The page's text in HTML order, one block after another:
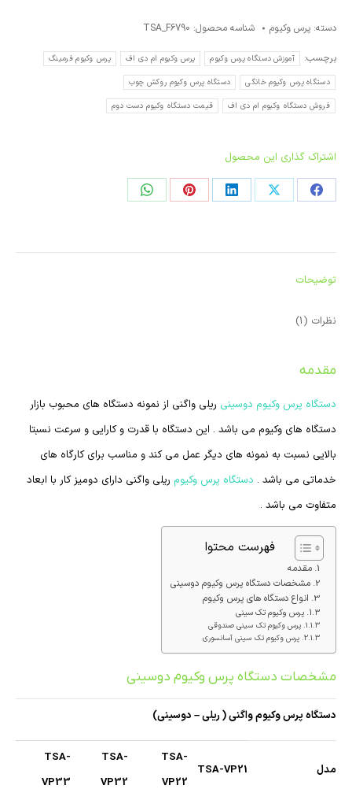
دسته: پرس وکیوم شناسه محصول: TSA_F6790
برچسب: آموزش دستگاه پرس وکیوم پرس وکیوم ام دی اف
پرس وکیوم فرمینگ
دستگاه پرس وکیوم خانگی
دستگاه پرس وکیوم روکش چوب
فروش دستگاه وکیوم ام دی اف
قیمت دستگاه وکیوم دست دوم
اشتراک گذاری این محصول
اشتراک
لینکدین
اشتراک
پینترست
اشتراک
واتساپ
توضیحات
نظرات (1)
مقدمه
دستگاه پرس وکیوم دوسینی ریلی واگنی از نمونه دستگاه های محبوب بازار
دستگاه های وکیوم می باشد . این دستگاه با قدرت و کارایی و سرعت نسبتا
بالایی نسبت به نمونه های دیگر عمل می کند و مناسب برای کارگاه های
خدماتی می باشد . دستگاه پرس وکیوم ریلی واگنی دارای دومیز کار با ابعاد
متفاوت می باشد .
فهرست محتوا
مقدمه
مشخصات دستگاه پرس وکیوم دوسینی
انواع دستگاه های پرس وکیوم
پرس وکیوم تک سینی
پرس وکیوم تک سینی صندوقی
پرس وکیوم تک سینی آسانسوری
مشخصات دستگاه پرس وکیوم دوسینی
دستگاه پرس وکیوم واگنی ( ریلی – دوسینی)
مدل TSA-VP21
TSA-
VP22
TSA-
VP32
TSA-
VP33